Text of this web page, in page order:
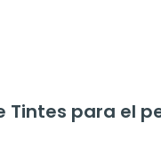
para el